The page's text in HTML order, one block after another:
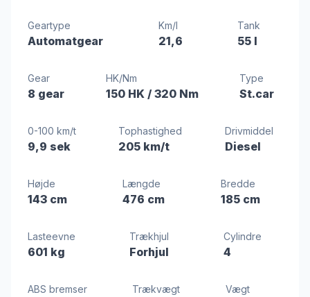
Geartype
Automatgear
Km/l
21,6
Tank
55 l
Gear
8 gear
HK/Nm
150 HK / 320 Nm
Type
St.car
0-100 km/t
9,9 sek
Tophastighed
205 km/t
Drivmiddel
Diesel
Højde
143 cm
Længde
476 cm
Bredde
185 cm
Lasteevne
601 kg
Trækhjul
Forhjul
Cylindre
4
ABS bremser Trækvægt Vægt